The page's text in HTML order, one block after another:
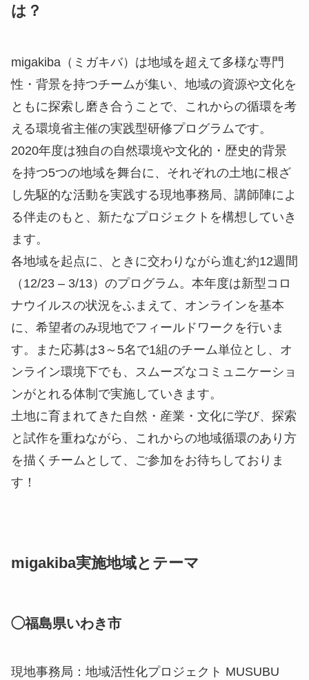
は？
migakiba（ミガキバ）は地域を超えて多様な専門
性・背景を持つチームが集い、地域の資源や文化を
ともに探索し磨き合うことで、これからの循環を考
える環境省主催の実践型研修プログラムです。
2020年度は独自の自然環境や文化的・歴史的背景
を持つ5つの地域を舞台に、それぞれの土地に根ざ
し先駆的な活動を実践する現地事務局、講師陣によ
る伴走のもと、新たなプロジェクトを構想していき
ます。
各地域を起点に、ときに交わりながら進む約12週間
（12/23 – 3/13）のプログラム。本年度は新型コロ
ナウイルスの状況をふまえて、オンラインを基本
に、希望者のみ現地でフィールドワークを行いま
す。また応募は3～5名で1組のチーム単位とし、オ
ンライン環境下でも、スムーズなコミュニケーショ
ンがとれる体制で実施していきます。
土地に育まれてきた自然・産業・文化に学び、探索
と試作を重ねながら、これからの地域循環のあり方
を描くチームとして、ご参加をお待ちしておりま
す！
migakiba実施地域とテーマ
◯福島県いわき市
現地事務局：地域活性化プロジェクト MUSUBU